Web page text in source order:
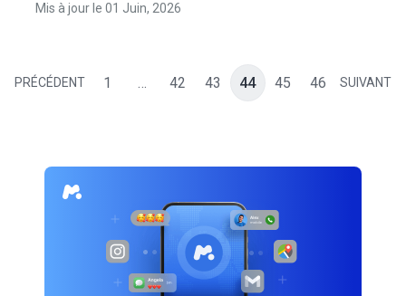
Mis à jour le 01 Juin, 2026
PRÉCÉDENT 1 … 42 43 44 45 46 SUIVANT